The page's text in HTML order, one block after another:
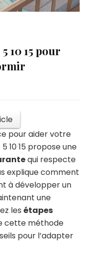
10 15 pour
pour aider votre
10 15 propose une
qui respecte
explique comment
à développer un
une
les étapes
cette méthode
pour l’adapter